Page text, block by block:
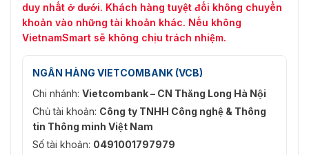
duy nhất ở dưới. Khách hàng tuyệt đối không chuyển
khoản vào những tài khoản khác. Nếu không
VietnamSmart sẽ không chịu trách nhiệm.
NGÂN HÀNG VIETCOMBANK (VCB)
Chi nhánh: Vietcombank – CN Thăng Long Hà Nội
Chủ tài khoản: Công ty TNHH Công nghệ & Thông
tin Thông minh Việt Nam
Số tài khoản: 0491001797979